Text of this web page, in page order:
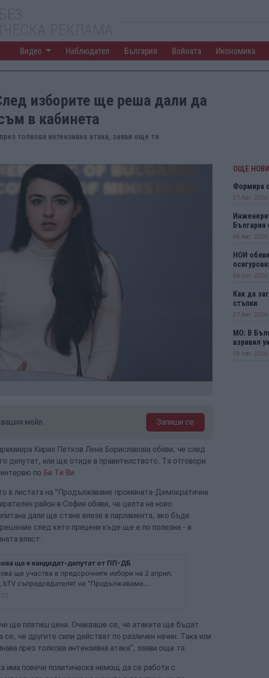
Видео Наблюдател България Войната Икономика
изборите ще реша дали да
в кабинета
толкова интензивна атака, заяви още тя
мейл. Запиши се
Кирил Петков Лена Бориславова обяви, че след
депутат, или ще отиде в правителството. Тя отговори
по Би Ти Ви.
в листата на "Продължаваме промяната-Демократична
район в София обяви, че целта на ново
дали ще стане влезе в парламента, ако бъде
след като прецени къде ще е по полезна - в
власт.
ще е кандидат-депутат от ПП-ДБ
ще участва в предсрочните избори на 2 април.
bTV съпредседателят на "Продължаваме
Петков. ПП ще се яви на изборите в коалиция с
ще платиш цена. Очакваше се, че атаките ще бъдат
се, че другите сили действат по различен начин. Така или
през толкова интензивна атака“, заяви още тя.
има повече политическа немощ да се работи с
ОЩЕ
Формира
07 Авг. 2026
България
06 Авг. 2026
НОИ
06 Авг. 2026
Как да
стъпки
07 Авг. 2026
МО: В
взривил
08 Авг. 2026